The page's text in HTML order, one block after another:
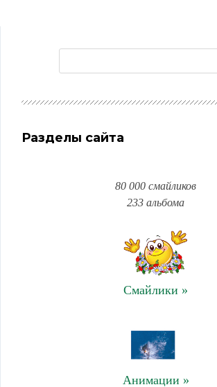
Разделы сайта
80 000 смайликов
233 альбома
Смайлики »
Анимации »